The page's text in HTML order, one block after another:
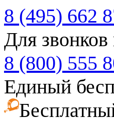
8 (495) 662
Для
8 (800) 555
Единый